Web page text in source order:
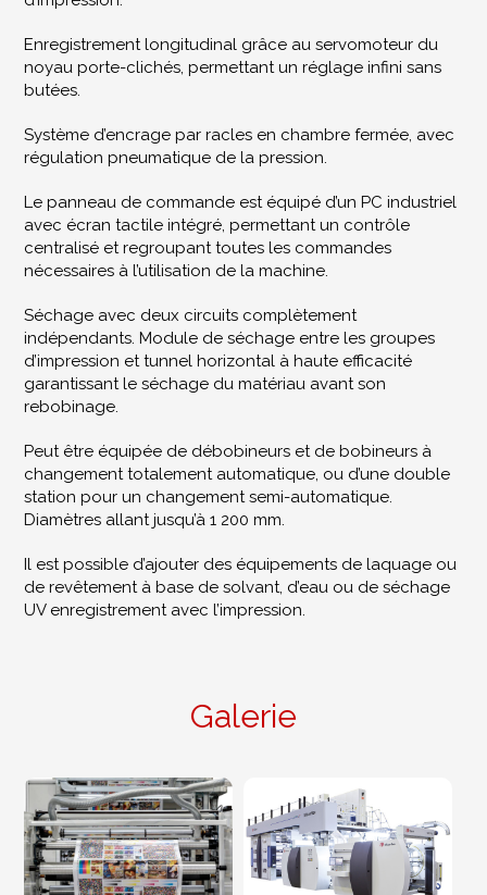
Enregistrement longitudinal grâce au servomoteur du
noyau porte-clichés, permettant un réglage infini sans
butées.
Système d’encrage par racles en chambre fermée, avec
régulation pneumatique de la pression.
Le panneau de commande est équipé d’un PC industriel
avec écran tactile intégré, permettant un contrôle
centralisé et regroupant toutes les commandes
nécessaires à l’utilisation de la machine.
Séchage avec deux circuits complètement
indépendants. Module de séchage entre les groupes
d’impression et tunnel horizontal à haute efficacité
garantissant le séchage du matériau avant son
rebobinage.
Peut être équipée de débobineurs et de bobineurs à
changement totalement automatique, ou d’une double
station pour un changement semi-automatique.
Diamètres allant jusqu’à 1 200 mm.
Il est possible d’ajouter des équipements de laquage ou
de revêtement à base de solvant, d’eau ou de séchage
UV enregistrement avec l’impression.
Galerie